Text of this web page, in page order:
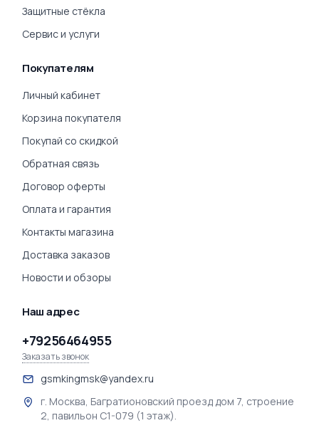
Защитные стёкла
Сервис и услуги
Покупателям
Личный кабинет
Корзина покупателя
Покупай со скидкой
Обратная связь
Договор оферты
Оплата и гарантия
Контакты магазина
Доставка заказов
Новости и обзоры
Наш адрес
+79256464955
Заказать звонок
gsmkingmsk@yandex.ru
г. Москва, Багратионовский проезд дом 7, строение
2, павильон С1-079 (1 этаж).